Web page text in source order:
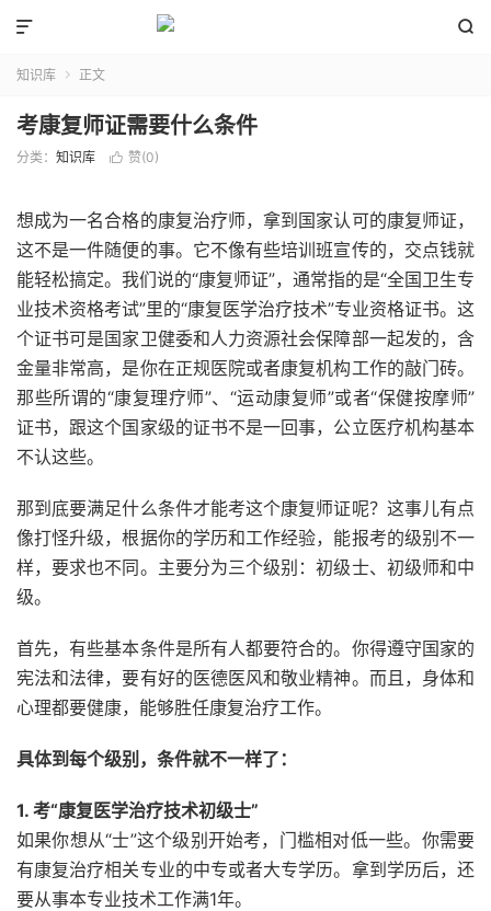


知识库  正文
考康复师证需要什么条件
分类： 知识库  赞(0)
想成为一名合格的康复治疗师，拿到国家认可的康复师证，
这不是一件随便的事。它不像有些培训班宣传的，交点钱就
能轻松搞定。我们说的“康复师证”，通常指的是“全国卫生专
业技术资格考试”里的“康复医学治疗技术”专业资格证书。这
个证书可是国家卫健委和人力资源社会保障部一起发的，含
金量非常高，是你在正规医院或者康复机构工作的敲门砖。
那些所谓的“康复理疗师”、“运动康复师”或者“保健按摩师”
证书，跟这个国家级的证书不是一回事，公立医疗机构基本
不认这些。
那到底要满足什么条件才能考这个康复师证呢？这事儿有点
像打怪升级，根据你的学历和工作经验，能报考的级别不一
样，要求也不同。主要分为三个级别：初级士、初级师和中
级。
首先，有些基本条件是所有人都要符合的。你得遵守国家的
宪法和法律，要有好的医德医风和敬业精神。而且，身体和
心理都要健康，能够胜任康复治疗工作。
具体到每个级别，条件就不一样了：
1. 考“康复医学治疗技术初级士”
如果你想从“士”这个级别开始考，门槛相对低一些。你需要
有康复治疗相关专业的中专或者大专学历。拿到学历后，还
要从事本专业技术工作满1年。